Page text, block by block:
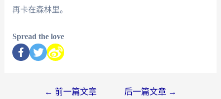
再卡在森林里。
Spread the love
← 前一篇文章 后一篇文章 →